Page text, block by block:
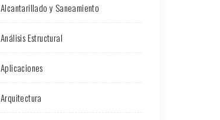
Alcantarillado y Saneamiento
Análisis Estructural
Aplicaciones
Arquitectura